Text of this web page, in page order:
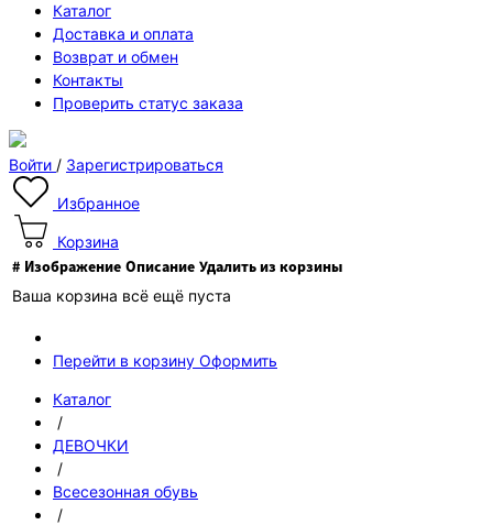
Каталог
Доставка и оплата
Возврат и обмен
Контакты
Проверить статус заказа
Войти / Зарегистрироваться
Избранное
Корзина
# Изображение Описание Удалить из корзины
Ваша корзина всё ещё пуста
Перейти в корзину Оформить
Каталог
/
ДЕВОЧКИ
/
Всесезонная обувь
/